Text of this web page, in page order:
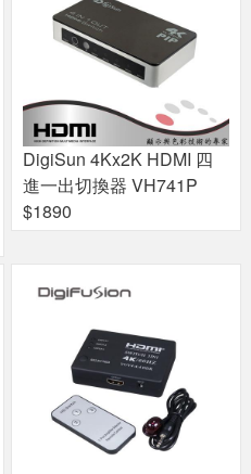
DigiSun 4Kx2K HDMI 四
進一出切換器 VH741P
$1890